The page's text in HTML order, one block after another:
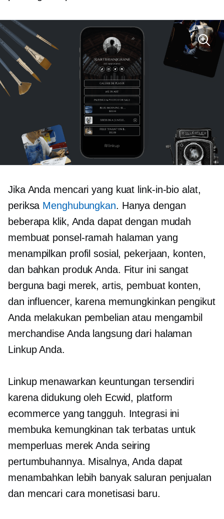
Jika Anda mencari yang kuat link-in-bio alat,
periksa Menghubungkan. Hanya dengan
beberapa klik, Anda dapat dengan mudah
membuat ponsel-ramah halaman yang
menampilkan profil sosial, pekerjaan, konten,
dan bahkan produk Anda. Fitur ini sangat
berguna bagi merek, artis, pembuat konten,
dan influencer, karena memungkinkan pengikut
Anda melakukan pembelian atau mengambil
merchandise Anda langsung dari halaman
Linkup Anda.
Linkup menawarkan keuntungan tersendiri
karena didukung oleh Ecwid, platform
ecommerce yang tangguh. Integrasi ini
membuka kemungkinan tak terbatas untuk
memperluas merek Anda seiring
pertumbuhannya. Misalnya, Anda dapat
menambahkan lebih banyak saluran penjualan
dan mencari cara monetisasi baru.